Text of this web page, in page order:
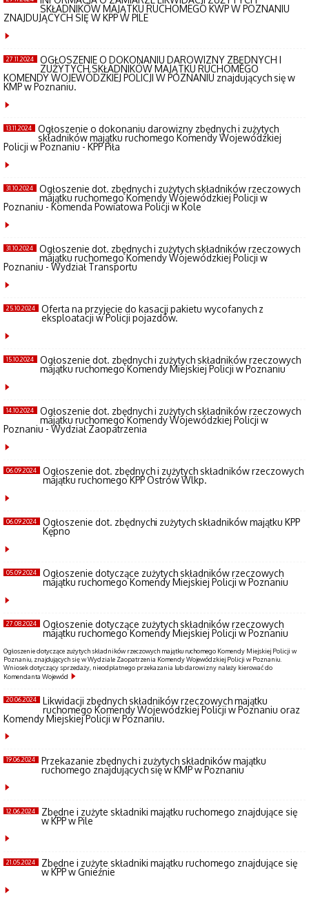
SKŁADNIKÓW MAJĄTKU RUCHOMEGO KWP W POZNANIU
ZNAJDUJĄCYCH SIĘ W KPP W PILE
27.11.2024 OGŁOSZENIE O DOKONANIU DAROWIZNY ZBĘDNYCH I
ZUŻYTYCH SKŁADNIKÓW MAJĄTKU RUCHOMEGO
KOMENDY WOJEWÓDZKIEJ POLICJI W POZNANIU znajdujących się w
KMP w Poznaniu.
13.11.2024 Ogłoszenie o dokonaniu darowizny zbędnych i zużytych
składników majątku ruchomego Komendy Wojewódzkiej
Policji w Poznaniu - KPP Piła
31.10.2024 Ogłoszenie dot. zbędnych i zużytych składników rzeczowych
majątku ruchomego Komendy Wojewódzkiej Policji w
Poznaniu - Komenda Powiatowa Policji w Kole
31.10.2024 Ogłoszenie dot. zbędnych i zużytych składników rzeczowych
majątku ruchomego Komendy Wojewódzkiej Policji w
Poznaniu - Wydział Transportu
25.10.2024 Oferta na przyjęcie do kasacji pakietu wycofanych z
eksploatacji w Policji pojazdów.
15.10.2024 Ogłoszenie dot. zbędnych i zużytych składników rzeczowych
majątku ruchomego Komendy Miejskiej Policji w Poznaniu
14.10.2024 Ogłoszenie dot. zbędnych i zużytych składników rzeczowych
majątku ruchomego Komendy Wojewódzkiej Policji w
Poznaniu - Wydział Zaopatrzenia
06.09.2024 Ogłoszenie dot. zbędnych i zużytych składników rzeczowych
majątku ruchomego KPP Ostrów Wlkp.
06.09.2024 Ogłoszenie dot. zbędnychi zużytych składników majątku KPP
Kępno
05.09.2024 Ogłoszenie dotyczące zużytych składników rzeczowych
majątku ruchomego Komendy Miejskiej Policji w Poznaniu
27.08.2024 Ogłoszenie dotyczące zużytych składników rzeczowych
majątku ruchomego Komendy Miejskiej Policji w Poznaniu
Ogłoszenie dotyczące zużytych składników rzeczowych majątku ruchomego Komendy Miejskiej Policji w
Poznaniu, znajdujących się w Wydziale Zaopatrzenia Komendy Wojewódzkiej Policji w Poznaniu.
Wniosek dotyczący sprzedaży, nieodpłatnego przekazania lub darowizny należy kierować do
Komendanta Wojewód
20.06.2024 Likwidacji zbędnych składników rzeczowych majątku
ruchomego Komendy Wojewódzkiej Policji w Poznaniu oraz
Komendy Miejskiej Policji w Poznaniu.
19.06.2024 Przekazanie zbędnych i zużytych składników majątku
ruchomego znajdujących się w KMP w Poznaniu
12.06.2024 Zbędne i zużyte składniki majątku ruchomego znajdujące się
w KPP w Pile
21.05.2024 Zbędne i zużyte składniki majątku ruchomego znajdujące się
w KPP w Gnieźnie